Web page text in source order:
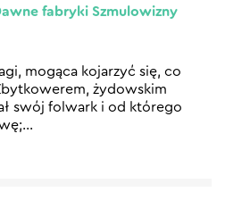
fabryki Szmulowizny
mogąca kojarzyć się, co
żydowskim
swój folwark i od którego
…